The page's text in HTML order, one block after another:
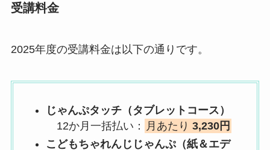
受講料金
2025年度の受講料金は以下の通りです。
じゃんぷタッチ（タブレットコース）
12か月一括払い：
月あたり 3,230円
こどもちゃれんじじゃんぷ（紙＆エデ